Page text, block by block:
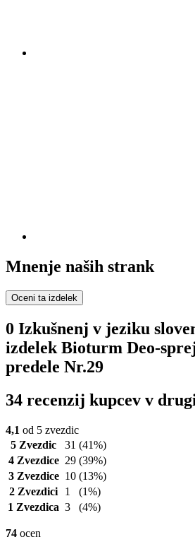
Mnenje naših strank
Oceni ta izdelek
0 Izkušnenj v jeziku
izdelek Bioturm Deo-
predele Nr.29
34 recenzij kupcev v
4,1 od 5 zvezdic
5 Zvezdic
31 (41%)
4 Zvezdice 29 (39%)
3 Zvezdice 10 (13%)
2 Zvezdici
1
(1%)
1 Zvezdica 3 (4%)
74 ocen